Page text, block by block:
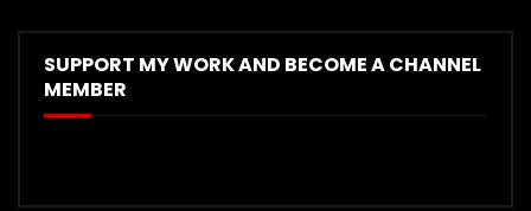
SUPPORT MY WORK AND BECOME A CHANNEL
MEMBER